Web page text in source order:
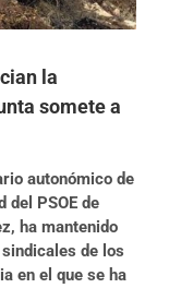
la
somete a
autonómico de
del PSOE de
ha mantenido
de los
en el que se ha